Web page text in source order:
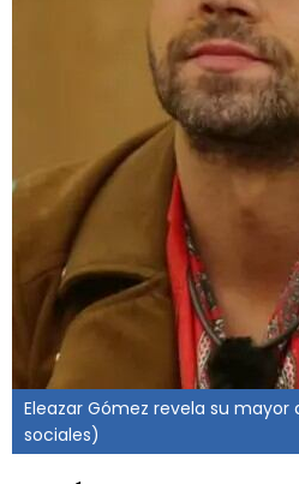
Eleazar Gómez revela su mayor
sociales)